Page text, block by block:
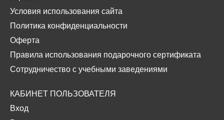
Условия использования сайта
Политика конфиденциальности
Оферта
Правила использования подарочного сертификата
Сотрудничество с учебными заведениями
КАБИНЕТ ПОЛЬЗОВАТЕЛЯ
Вход